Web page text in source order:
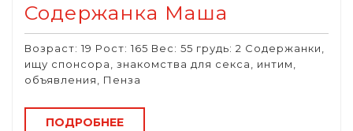
Содержанка Маша
Возраст: 19 Рост: 165 Вес: 55 грудь: 2 Содержанки,
ищу спонсора, знакомства для секса, интим,
объявления, Пенза
ПОДРОБНЕЕ